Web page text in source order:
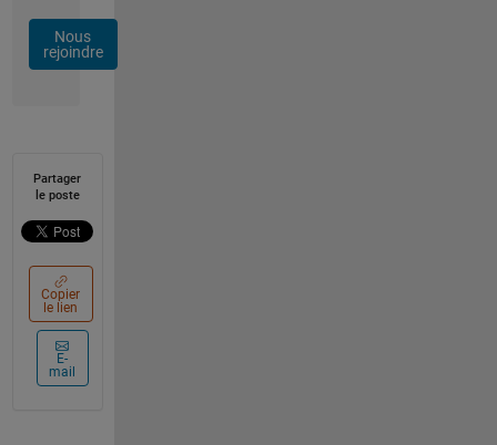
Nous
rejoindre
Partager
le poste
Copier
le lien
E-
mail